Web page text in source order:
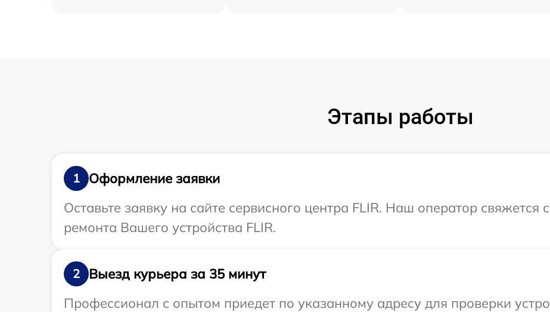
Этапы работы
1
Оформление заявки
Оставьте заявку на сайте сервисного центра FLIR. Наш оператор свяжется
ремонта Вашего устройства FLIR.
2
Выезд курьера за 35 минут
Профессионал с опытом приедет по указанному адресу для проверки